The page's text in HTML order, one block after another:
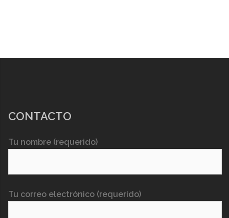
CONTACTO
Tu nombre (requerido)
Tu correo electrónico (requerido)